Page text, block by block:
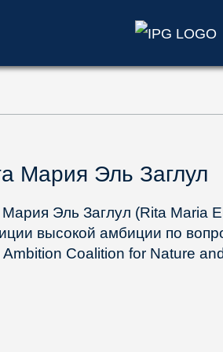
Мария Эль Заглул
Эль Заглул (Rita Maria
высокой амбиции по
Ambition Coalition for Nature